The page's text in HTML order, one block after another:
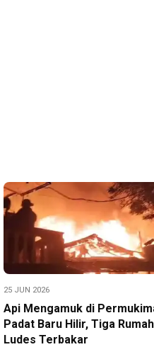
25 JUN 2026
Api Mengamuk di
Padat Baru Hilir, Tiga Rumah
Ludes Terbakar